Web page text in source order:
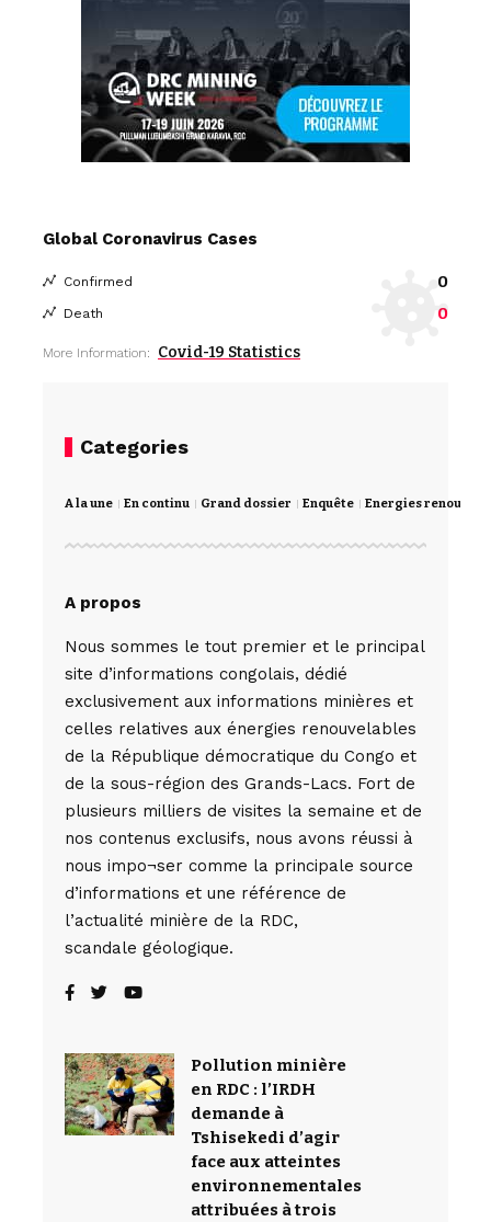
Global Coronavirus Cases
Confirmed 0
Death 0
More Information: Covid-19 Statistics
Categories
A la une En continu Grand dossier Enquête Energies
A propos
Nous sommes le tout premier et le principal
site d’informations congolais, dédié
exclusivement aux informations minières et
celles relatives aux énergies renouvelables
de la République démocratique du Congo et
de la sous-région des Grands-Lacs. Fort de
plusieurs milliers de visites la semaine et de
nos contenus exclusifs, nous avons réussi à
nous impo¬ser comme la principale source
d’informations et une référence de
l’actualité minière de la RDC,
scandale géologique.
Pollution minière
en RDC : l’IRDH
demande à
Tshisekedi d’agir
face aux atteintes
environnementales
attribuées à trois